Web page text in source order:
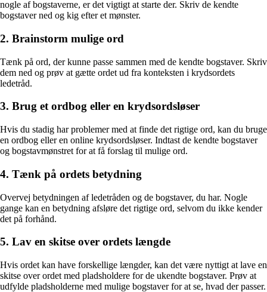
nogle af bogstaverne, er det vigtigt at starte der. Skriv de kendte
bogstaver ned og kig efter et mønster.
2. Brainstorm mulige ord
Tænk på ord, der kunne passe sammen med de kendte bogstaver. Skriv
dem ned og prøv at gætte ordet ud fra konteksten i krydsordets
ledetråd.
3. Brug et ordbog eller en krydsordsløser
Hvis du stadig har problemer med at finde det rigtige ord, kan du bruge
en ordbog eller en online krydsordsløser. Indtast de kendte bogstaver
og bogstavmønstret for at få forslag til mulige ord.
4. Tænk på ordets betydning
Overvej betydningen af ledetråden og de bogstaver, du har. Nogle
gange kan en betydning afsløre det rigtige ord, selvom du ikke kender
det på forhånd.
5. Lav en skitse over ordets længde
Hvis ordet kan have forskellige længder, kan det være nyttigt at lave en
skitse over ordet med pladsholdere for de ukendte bogstaver. Prøv at
udfylde pladsholderne med mulige bogstaver for at se, hvad der passer.